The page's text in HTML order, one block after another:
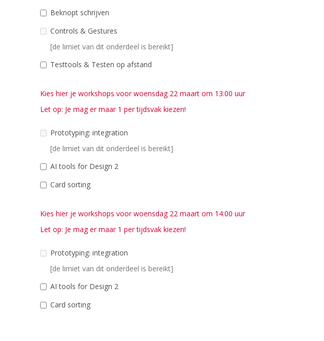
Beknopt schrijven
Controls & Gestures
[de limiet van dit onderdeel is bereikt]
Testtools & Testen op afstand
Kies hier je workshops voor woensdag 22 maart om 13:00 uur
Let op: Je mag er maar 1 per tijdsvak kiezen!
Prototyping: integration
[de limiet van dit onderdeel is bereikt]
AI tools for Design 2
Card sorting
Kies hier je workshops voor woensdag 22 maart om 14:00 uur
Let op: Je mag er maar 1 per tijdsvak kiezen!
Prototyping: integration
[de limiet van dit onderdeel is bereikt]
AI tools for Design 2
Card sorting